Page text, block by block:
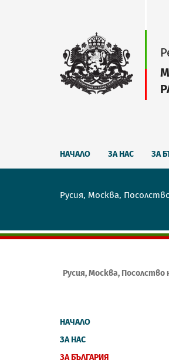
НАЧАЛО ЗА НАС ЗА
Русия, Москва,
Русия, Москва, Посолство
НАЧАЛО
ЗА НАС
ЗА БЪЛГАРИЯ